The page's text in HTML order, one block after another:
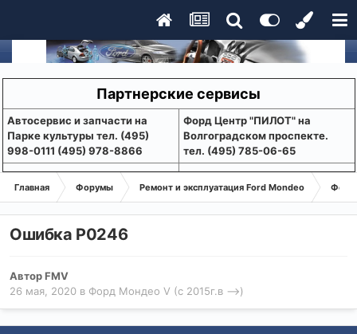
Партнерские сервисы
Aвтосервис и запчасти на
Парке культуры тел. (495)
998-0111 (495) 978-8866
Форд Центр "ПИЛОТ" на
Волгоградском проспекте.
тел. (495) 785-06-65
Главная Форумы Ремонт и эксплуатация Ford Mondeo Форд
Ошибка P0246
АвторFMV
26 мая, 2020 в Форд Мондео V (с 2015г.в -->)